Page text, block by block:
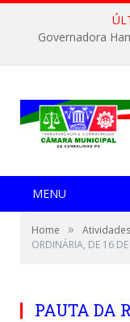
Governadora
MENU
Home »
ORDINÁRIA, DE 16
PAUTA DA